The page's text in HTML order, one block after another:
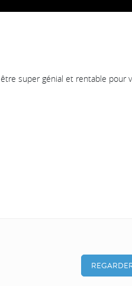
super génial et rentable pour